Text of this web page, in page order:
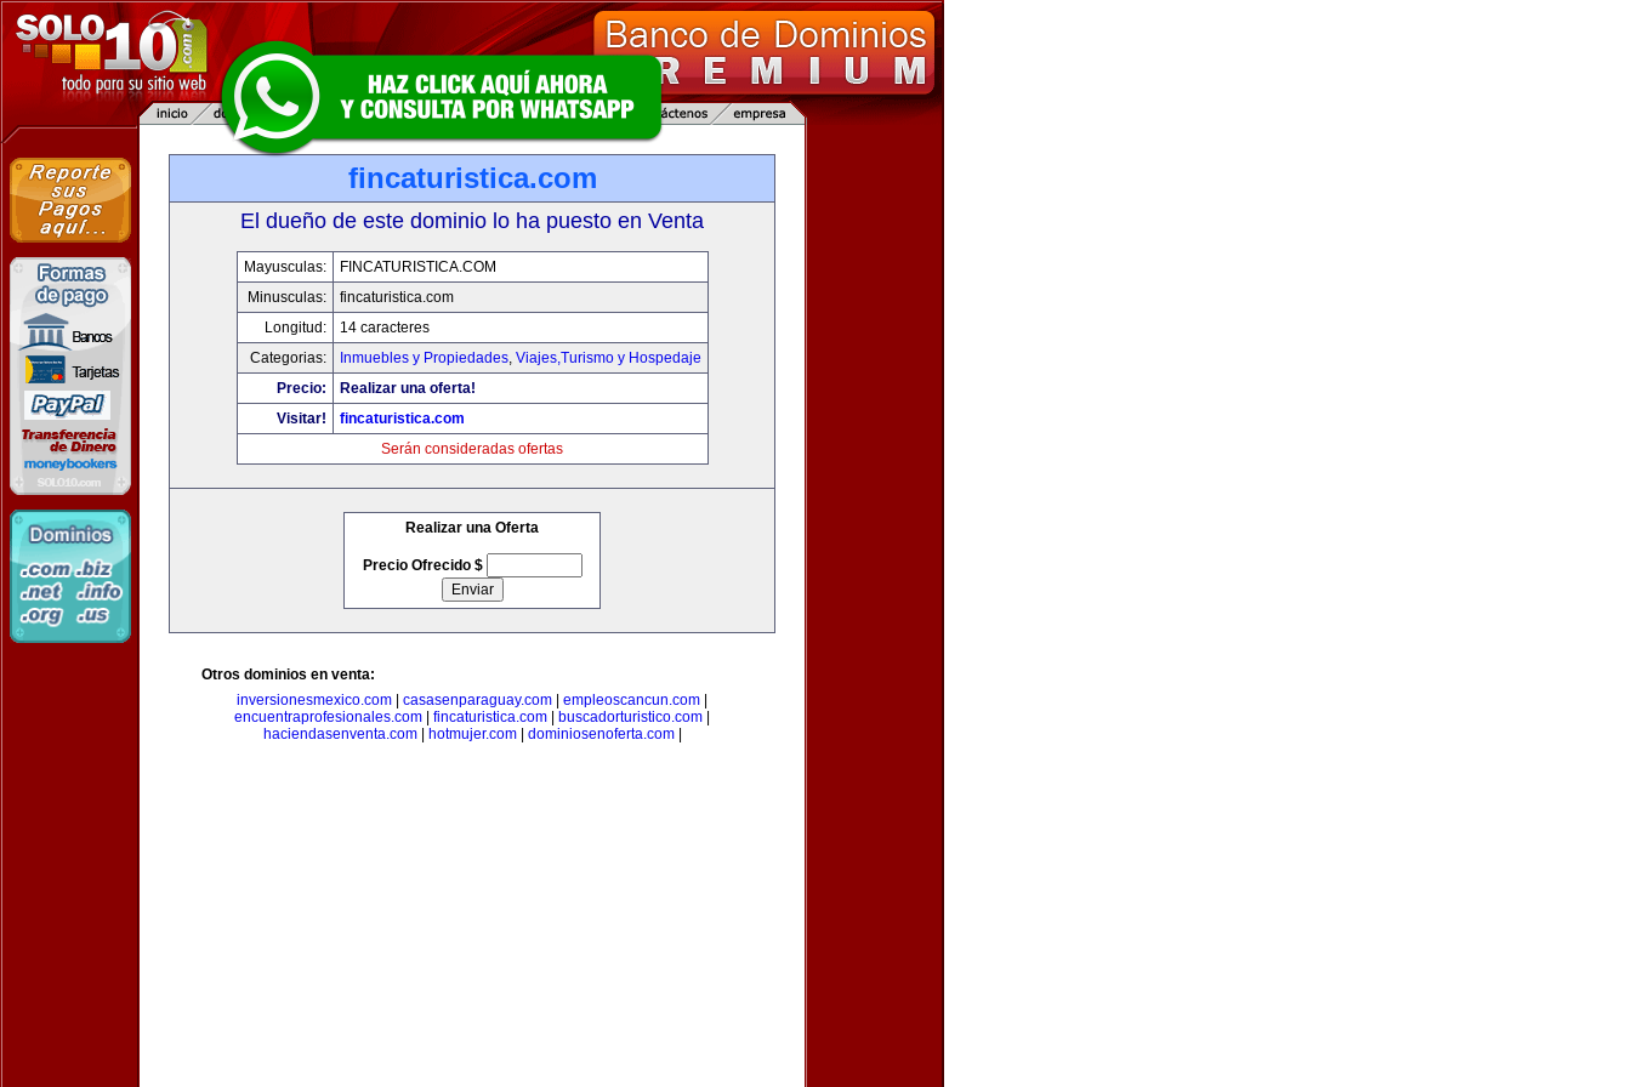
fincaturistica.com
El dueño de este dominio lo ha puesto en Venta
Mayusculas:
FINCATURISTICA.COM
Minusculas:
fincaturistica.com
Longitud:
14 caracteres
Categorias:
Inmuebles y Propiedades, Viajes,Turismo y Hospedaje
Precio:
Realizar una oferta!
Visitar!
fincaturistica.com
Serán consideradas ofertas
Realizar una Oferta
Precio Ofrecido $
Otros dominios en venta:
inversionesmexico.com
casasenparaguay.com empleoscancun.com
encuentraprofesionales.com
fincaturistica.com buscadorturistico.com
haciendasenventa.com| hotmujer.com| dominiosenoferta.com|